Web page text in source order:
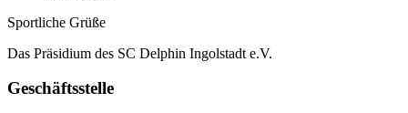
Sportliche Grüße
Das Präsidium des SC Delphin Ingolstadt e.V.
Geschäftsstelle